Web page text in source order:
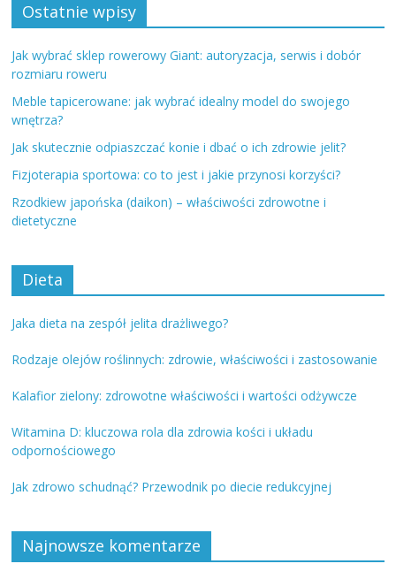
Ostatnie wpisy
Jak wybrać sklep rowerowy Giant: autoryzacja, serwis i dobór
rozmiaru roweru
Meble tapicerowane: jak wybrać idealny model do swojego
wnętrza?
Jak skutecznie odpiaszczać konie i dbać o ich zdrowie jelit?
Fizjoterapia sportowa: co to jest i jakie przynosi korzyści?
Rzodkiew japońska (daikon) – właściwości zdrowotne i
dietetyczne
Dieta
Jaka dieta na zespół jelita drażliwego?
Rodzaje olejów roślinnych: zdrowie, właściwości i zastosowanie
Kalafior zielony: zdrowotne właściwości i wartości odżywcze
Witamina D: kluczowa rola dla zdrowia kości i układu
odpornościowego
Jak zdrowo schudnąć? Przewodnik po diecie redukcyjnej
Najnowsze komentarze